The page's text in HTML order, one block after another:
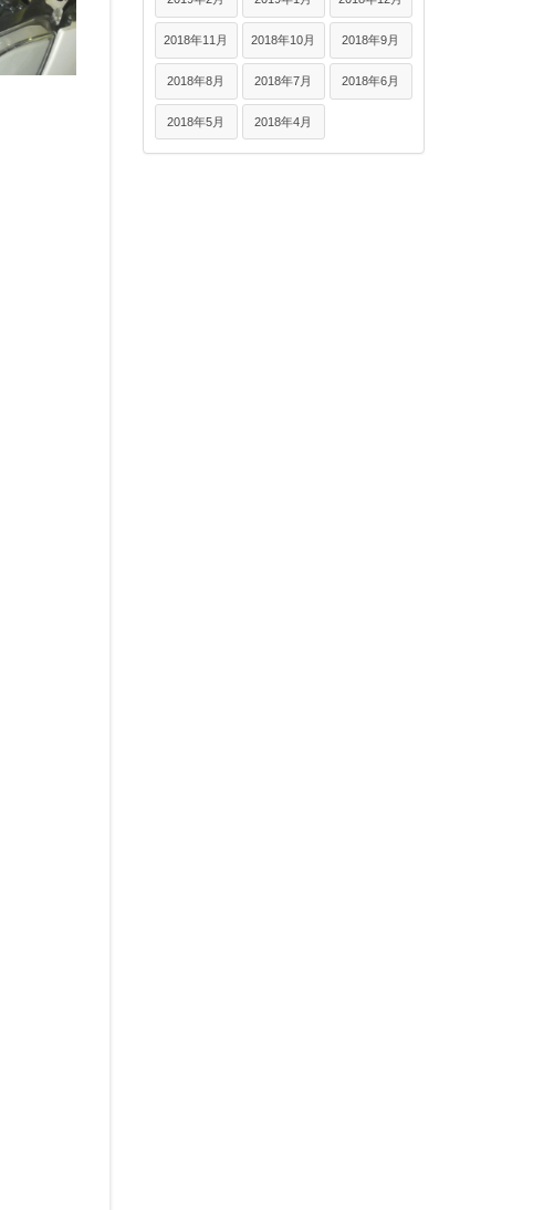
2018年11月 2018年10月 2018年9月
2018年8月 2018年7月 2018年6月
2018年5月 2018年4月